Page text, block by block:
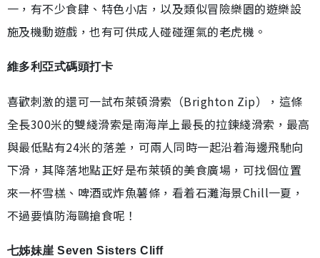
一，有不少食肆、特色小店，以及類似冒險樂園的遊樂設
施及機動遊戲，也有可供成人碰碰運氣的老虎機。
維多利亞式碼頭打卡
喜歡刺激的還可一試布萊頓滑索（Brighton Zip），這條
全長300米的雙綫滑索是南海岸上最長的拉鍊綫滑索，最高
與最低點有24米的落差，可兩人同時一起沿着海邊飛馳向
下滑，其降落地點正好是布萊頓的美食廣場，可找個位置
來一杯雪榚、啤酒或炸魚薯條，看着石灘海景Chill一夏，
不過要慎防海鷗搶食呢！
七姊妹崖 Seven Sisters Cliff